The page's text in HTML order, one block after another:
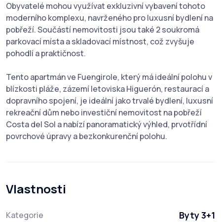
Obyvatelé mohou využívat exkluzivní vybavení tohoto
moderního komplexu, navrženého pro luxusní bydlení na
pobřeží. Součástí nemovitosti jsou také 2 soukromá
parkovací místa a skladovací místnost, což zvyšuje
pohodlí a praktičnost.
Tento apartmán ve Fuengirole, který má ideální polohu v
blízkosti pláže, zázemí letoviska Higuerón, restaurací a
dopravního spojení, je ideální jako trvalé bydlení, luxusní
rekreační dům nebo investiční nemovitost na pobřeží
Costa del Sol a nabízí panoramatický výhled, prvotřídní
povrchové úpravy a bezkonkurenční polohu.
Vlastnosti
Kategorie Byty 3+1